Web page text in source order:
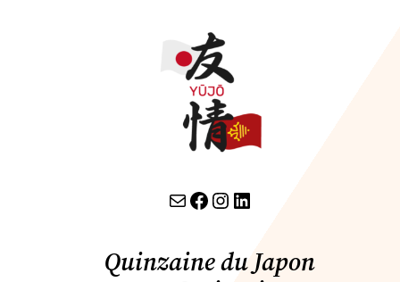
contact par email lien facebook Instagram LinkedIn
Quinzaine du Japon